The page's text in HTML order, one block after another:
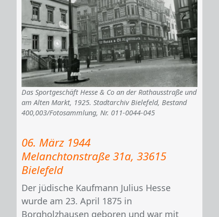
Das Sportgeschäft Hesse & Co an der Rathausstraße und
am Alten Markt, 1925. Stadtarchiv Bielefeld, Bestand
400,003/Fotosammlung, Nr. 011-0044-045
06. März 1944
Melanchtonstraße 31a, 33615
Bielefeld
Der jüdische Kaufmann Julius Hesse
wurde am 23. April 1875 in
Borgholzhausen geboren und war mit